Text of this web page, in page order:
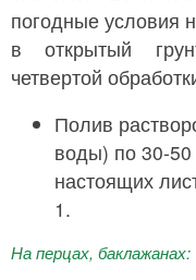
погодные условия
в открытый
четвертой
Полив
воды) по 30-
настоящих
1.
На перцах, баклажанах: